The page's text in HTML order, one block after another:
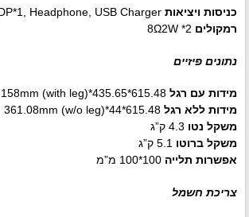
כניסות ויציאות Headphone, USB Charger
רמקולים 8Ω2W *2
נתונים פיזיים
מידות עם רגל 615.48*435.65*158mm (with leg)
מידות ללא רגל 615.48*44*361.08mm (w/o leg)
משקל נטו 4.3 ק”ג
משקל ברוטו 5.1 ק”ג
אפשרות תלייה 100*100 מ”מ
צריכת חשמל